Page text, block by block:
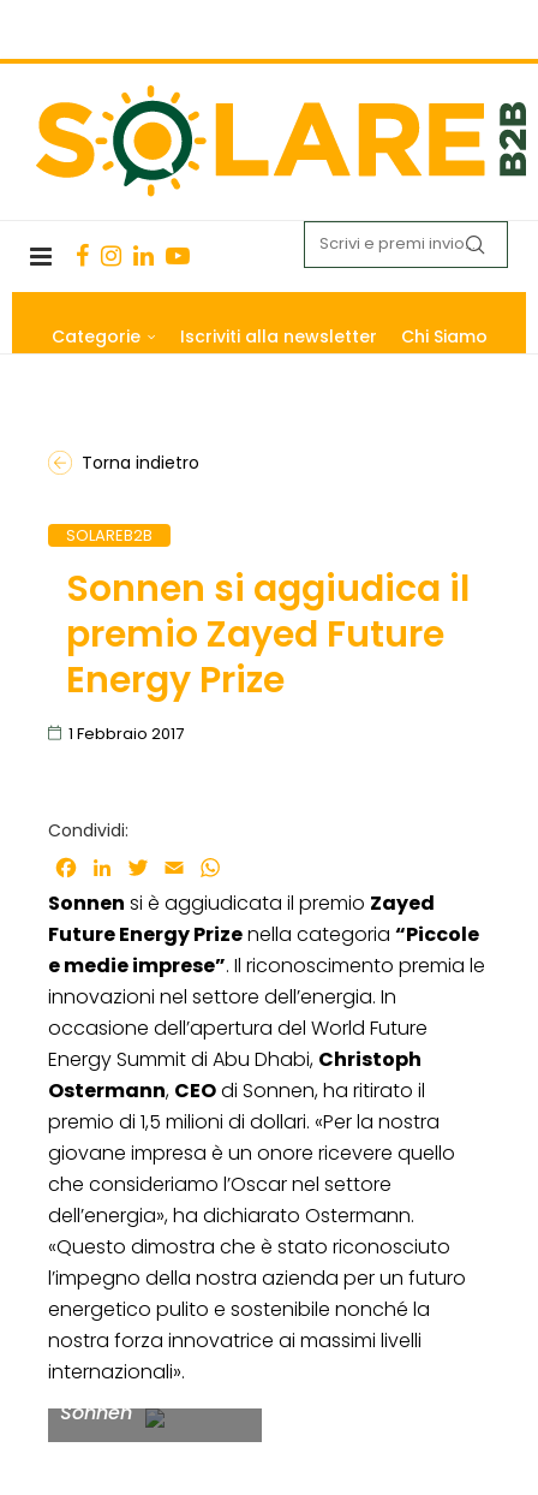
Categorie Iscriviti alla newsletter Chi Siamo
Torna indietro
SOLAREB2B
Sonnen si aggiudica il
premio Zayed Future
Energy Prize
1 Febbraio 2017
Condividi:
Facebook
LinkedInTwitter
Email
Sonnen si è aggiudicata il premio Zayed
Future Energy Prizenella categoria “Piccole
e medie imprese”. Il riconoscimento premia le
innovazioni nel settore dell’energia. In
occasione dell’apertura del World Future
Energy Summit di Abu Dhabi, Christoph
Ostermann, CEOdi Sonnen, ha ritirato il
premio di 1,5 milioni di dollari. «Per la nostra
giovane impresa è un onore ricevere quello
che consideriamo l’Oscar nel settore
dell’energia», ha dichiarato Ostermann.
«Questo dimostra che è stato riconosciuto
l’impegno della nostra azienda per un futuro
energetico pulito e sostenibile nonché la
nostra forza innovatrice ai massimi livelli
internazionali».
Christoph
Ostermann, CEO di
Sonnen